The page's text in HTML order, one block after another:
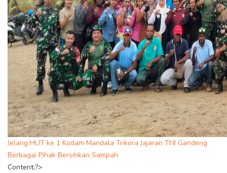
Jelang HUT ke 1 Kodam Mandala Trikora Jajaran TNI Gandeng
Berbagai Pihak Bersihkan Sampah
Content;?>